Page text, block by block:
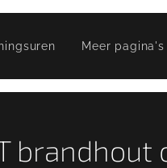
Meer pagina's
brandhout